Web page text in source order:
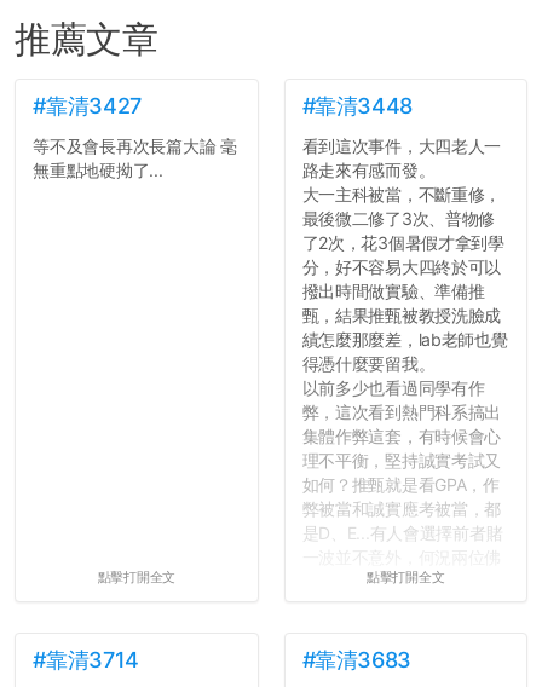
推薦文章
#靠清3427
等不及會長再次長篇大論 毫
無重點地硬拗了...
點擊打開全文
#靠清3448
看到這次事件，大四老人一
路走來有感而發。
大一主科被當，不斷重修，
最後微二修了3次、普物修
了2次，花3個暑假才拿到學
分，好不容易大四終於可以
撥出時間做實驗、準備推
甄，結果推甄被教授洗臉成
績怎麼那麼差，lab老師也覺
得憑什麼要留我。
以前多少也看過同學有作
弊，這次看到熱門科系搞出
集體作弊這套，有時候會心
理不平衡，堅持誠實考試又
如何？推甄就是看GPA，作
弊被當和誠實應考被當，都
是D、E...有人會選擇前者賭
心教授看起來要輕輕放下
長作弊的風氣。
點擊打開全文
#靠清3714 #靠清3683